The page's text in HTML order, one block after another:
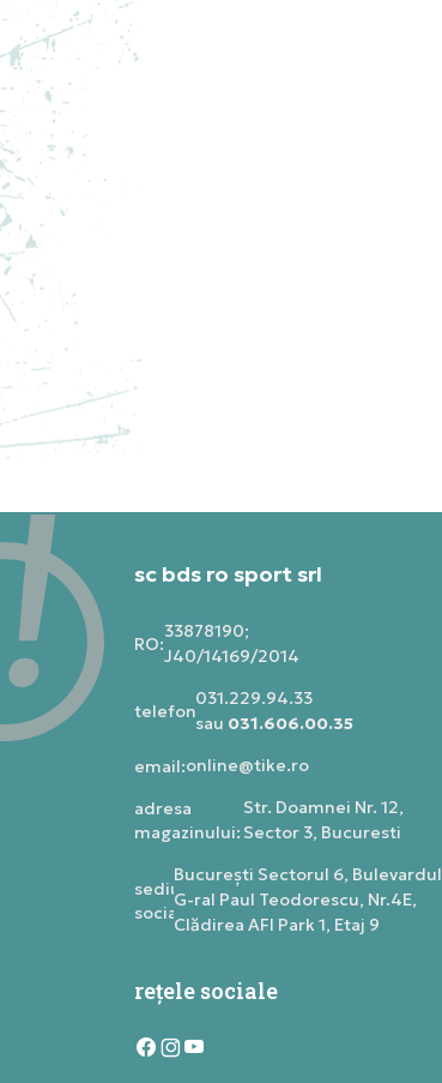
sc bds ro sport srl
RO:
33878190;
J40/14169/2014
telefon:
031.229.94.33
sau 031.606.00.35
email:online@tike.ro
adresa
magazinului:
Str. Doamnei Nr. 12,
Sector 3, Bucuresti
sediu
social:
Bucureşti Sectorul 6, Bulevardul
G-ral Paul Teodorescu, Nr.4E,
Clădirea AFI Park 1, Etaj 9
rețele sociale